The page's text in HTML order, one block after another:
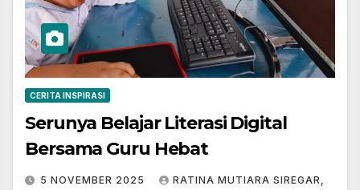
CERITA INSPIRASI
Serunya Belajar Literasi Digital
Bersama Guru Hebat
5 NOVEMBER 2025 RATINA MUTIARA SIREGAR,